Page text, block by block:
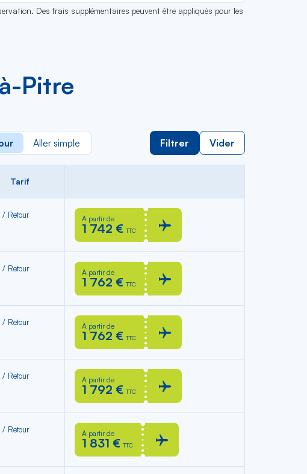
Des frais supplémentaires peuvent être appliqués pour les
Pitre
Aller simple Filtrer Vider
Tarif
/ Retour À partir de
1 742 € TTC
/ Retour À partir de
1 762 € TTC
/ Retour À partir de
1 762 € TTC
/ Retour À partir de
1 792 € TTC
/ Retour À partir de
1 831 € TTC